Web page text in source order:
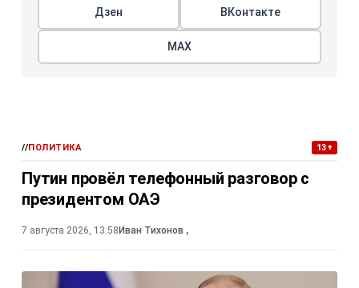
Дзен ВКонтакте
МАХ
//ПОЛИТИКА 13+
Путин провёл телефонный разговор с
президентом ОАЭ
7 августа 2026, 13:58 Иван Тихонов ,